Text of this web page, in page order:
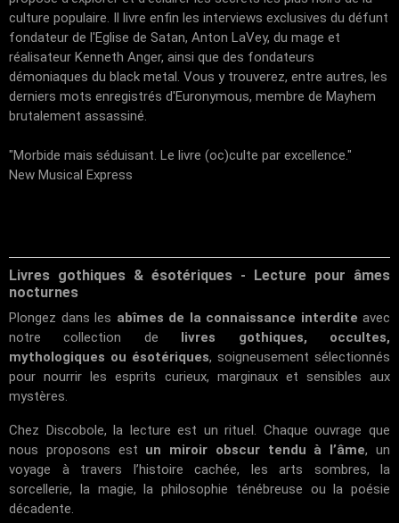
culture populaire. Il livre enfin les interviews exclusives du défunt
fondateur de l'Eglise de Satan, Anton LaVey, du mage et
réalisateur Kenneth Anger, ainsi que des fondateurs
démoniaques du black metal. Vous y trouverez, entre autres, les
derniers mots enregistrés d'Euronymous, membre de Mayhem
brutalement assassiné.
"Morbide mais séduisant. Le livre (oc)culte par excellence."
New Musical Express
Livres gothiques & ésotériques - Lecture pour âmes
nocturnes
Plongez dans les abîmes de la connaissance interdite avec
notre collection de livres gothiques, occultes,
mythologiques ou ésotériques, soigneusement sélectionnés
pour nourrir les esprits curieux, marginaux et sensibles aux
mystères.
Chez Discobole, la lecture est un rituel. Chaque ouvrage que
nous proposons est un miroir obscur tendu à l’âme, un
voyage à travers l’histoire cachée, les arts sombres, la
sorcellerie, la magie, la philosophie ténébreuse ou la poésie
décadente.